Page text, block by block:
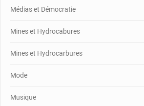
Médias et Démocratie
Mines et Hydrocabures
Mines et Hydrocarbures
Mode
Musique